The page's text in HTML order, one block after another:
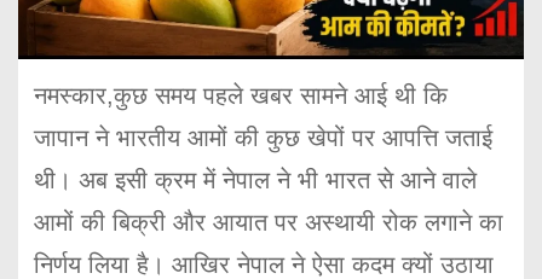
नमस्कार,कुछ समय पहले खबर सामने आई थी कि
जापान ने भारतीय आमों की कुछ खेपों पर आपत्ति जताई
थी। अब इसी क्रम में नेपाल ने भी भारत से आने वाले
आमों की बिक्री और आयात पर अस्थायी रोक लगाने का
निर्णय लिया है। आखिर नेपाल ने ऐसा कदम क्यों उठाया